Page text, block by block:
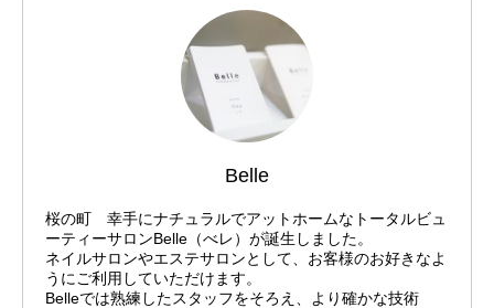
Belle
桜の町 幸手にナチュラルでアットホームなトータルビュ
ーティーサロンBelle（べレ）が誕生しました。
ネイルサロンやエステサロンとして、お客様のお好きなよ
うにご利用していただけます。
Belleでは熟練したスタッフをそろえ、より確かな技術